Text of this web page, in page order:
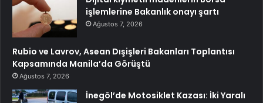
işlemlerine Bakanlık onayı şartı
Ağustos 7, 2026
Rubio ve Lavrov, Asean Dışişleri Bakanları Toplantısı
Kapsamında Manila’da Görüştü
Ağustos 7, 2026
İnegöl’de Motosiklet Kazası: İki Yaralı